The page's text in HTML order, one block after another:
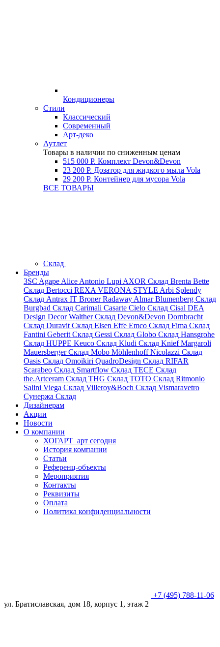
Кондиционеры
Стили
Классический
Современный
Арт-деко
Аутлет
Товары в наличии по сниженным ценам
515 000 Р. Комплект Devon&Devon
23 200 Р. Дозатор для жидкого мыла Vola
29 200 Р. Контейнер для мусора Vola
ВСЕ ТОВАРЫ
Склад
Бренды
3SC Agape Alice Antonio Lupi AXOR Склад Brenta Bette
Склад Bertocci REXA VERONA STYLE Arbi Splendy
Склад Antrax IT BronerRadaway AlmarBlumenberg Склад
Burgbad Склад Carimali Casarte Cielo Склад Cisal DEA
Design Decor WaltherСклад Devon&Devon Dornbracht
Склад Duravit Склад Elsen Effe Emco Склад Fima Склад
Fantini Geberit Склад Gessi Склад Globo Склад Hansgrohe
Склад HUPPE Keuco Склад Kludi Склад KniefMargaroli
MauersbergerСклад Mobo MöhlenhoffNicolazzi Склад
Oasis Склад Omoikiri QuadroDesign Склад RIFAR
Scarabeo Склад Smartflow Склад TECE Склад
the.Artceram Склад THG Склад TOTO Склад Ritmonio
Salini Viega Склад Villeroy&Boch Склад Vismaravetro
Сунержа Склад
Дизайнерам
Акции
Новости
О компании
ХОГАРТ_арт сегодня
История компании
Статьи
Референц-объекты
Мероприятия
Контакты
Реквизиты
Оплата
Политика конфиденциальности
+7 (495) 788-11-06
ул. Братиславская, дом 18, корпус 1, этаж 2